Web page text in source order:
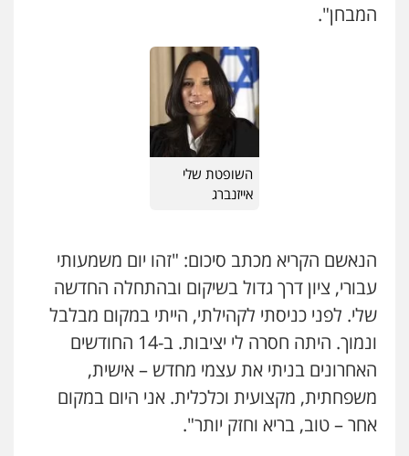
המבחן".
השופטת שלי
אייזנברג
הנאשם הקריא מכתב סיכום: "זהו יום משמעותי
עבורי, ציון דרך גדול בשיקום ובהתחלה החדשה
שלי. לפני כניסתי לקהילתי, הייתי במקום מבלבל
ונמוך. היתה חסרה לי יציבות. ב-14 החודשים
האחרונים בניתי את עצמי מחדש – אישית,
משפחתית, מקצועית וכלכלית. אני היום במקום
אחר – טוב, בריא וחזק יותר".
0543326767
עו"ד ראוף נג'אר
פלילי עורכי דין לענייני אסירים
0548009246
0506209859
עו"ד איהאב ג'לג'ולי
פלילי מעצרים וחקירות עורכי דין לענייני
אסירים
0505216700
עו"ד אייל בסרגליק
כלכלי